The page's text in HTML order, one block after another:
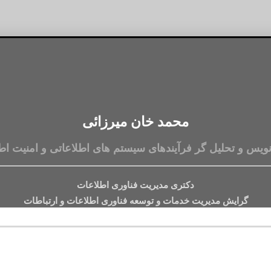
محمد خان میرزائی
و تحلیل گر فرآیندهای سیستم های اطلاعاتی و امنیت
دکتری مدیریت فناوری اطلاعات
گرایش مدیریت خدمات و توسعه فناوری اطلاعات و ارتباطات